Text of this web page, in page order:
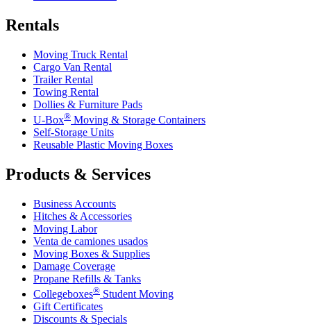
Rentals
Moving Truck Rental
Cargo Van Rental
Trailer Rental
Towing Rental
Dollies & Furniture Pads
U-Box® Moving & Storage Containers
Self-Storage Units
Reusable Plastic Moving Boxes
Products & Services
Business Accounts
Hitches & Accessories
Moving Labor
Venta de camiones usados
Moving Boxes & Supplies
Damage Coverage
Propane Refills & Tanks
Collegeboxes® Student Moving
Gift Certificates
Discounts & Specials